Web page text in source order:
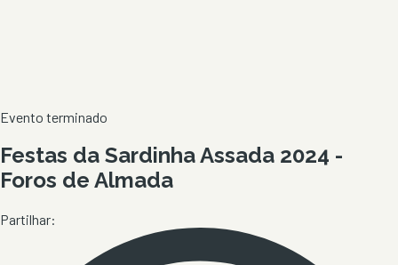
Evento terminado
Festas da Sardinha Assada 2024 -
Foros de Almada
Partilhar: